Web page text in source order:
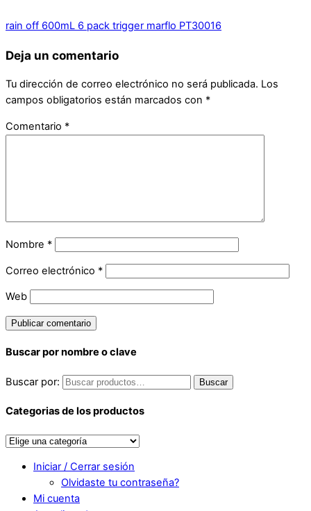
rain off 600mL 6 pack trigger marflo PT30016
Deja un comentario
Tu dirección de correo electrónico no será publicada. Los
campos obligatorios están marcados con *
Comentario *
Nombre *
Correo electrónico *
Web
Buscar por nombre o clave
Buscar por: Buscar
Categorias de los productos
Iniciar / Cerrar sesión
Olvidaste tu contraseña?
Mi cuenta